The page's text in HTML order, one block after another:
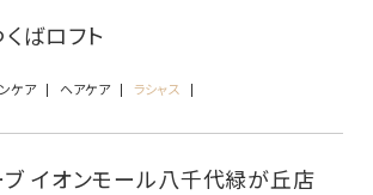
ばロフト
ケア ヘアケア ラシャス
ブ イオンモール八千代緑が丘店